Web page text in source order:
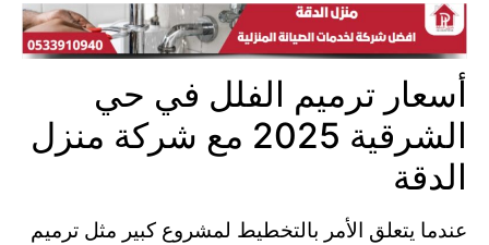
أسعار ترميم الفلل في حي
الشرقية 2025 مع شركة منزل
الدقة
عندما يتعلق الأمر بالتخطيط لمشروع كبير مثل ترميم